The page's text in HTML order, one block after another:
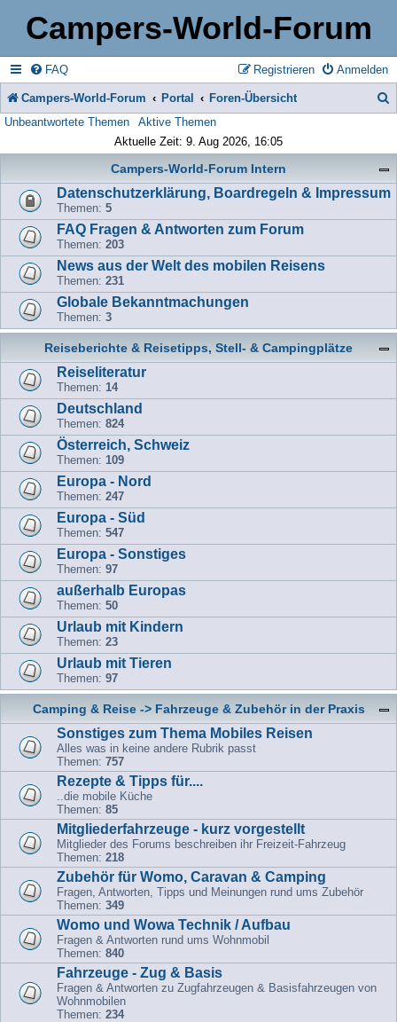
Campers-World-Forum
FAQ Anmelden
Registrieren
Campers-World-Forum Portal Foren-Übersicht
Unbeantwortete Themen
Aktive Themen
Aktuelle Zeit: 9. Aug 2026, 16:05
Campers-World-Forum Intern
Datenschutzerklärung, Boardregeln & Impressum
Themen: 5
FAQ Fragen & Antworten zum Forum
Themen: 203
News aus der Welt des mobilen Reisens
Themen: 231
Globale Bekanntmachungen
Themen: 3
Reiseberichte & Reisetipps, Stell- & Campingplätze
Reiseliteratur
Themen: 14
Deutschland
Themen: 824
Österreich, Schweiz
Themen: 109
Europa - Nord
Themen: 247
Europa - Süd
Themen: 547
Europa - Sonstiges
Themen: 97
außerhalb Europas
Themen: 50
Urlaub mit Kindern
Themen: 23
Urlaub mit Tieren
Themen: 97
Camping & Reise -> Fahrzeuge & Zubehör in der Praxis
Sonstiges zum Thema Mobiles Reisen
Alles was in keine andere Rubrik passt
Themen: 757
Rezepte & Tipps für....
..die mobile Küche
Themen: 85
Mitgliederfahrzeuge - kurz vorgestellt
Mitglieder des Forums beschreiben ihr Freizeit-Fahrzeug
Themen: 218
Zubehör für Womo, Caravan & Camping
Fragen, Antworten, Tipps und Meinungen rund ums Zubehör
Themen: 349
Womo und Wowa Technik / Aufbau
Fragen & Antworten rund ums Wohnmobil
Themen: 840
Fahrzeuge - Zug & Basis
Fragen & Antworten zu Zugfahrzeugen & Basisfahrzeugen von
Wohnmobilen
Themen: 234